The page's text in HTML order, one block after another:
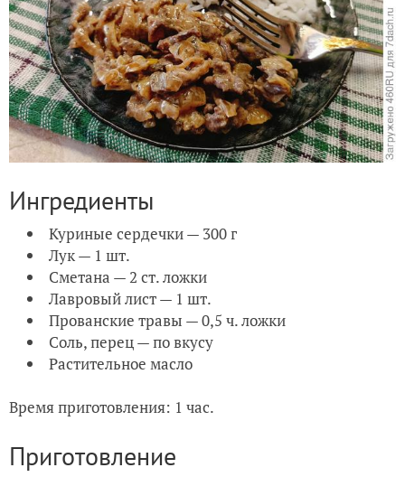
Ингредиенты
Куриные сердечки — 300 г
Лук — 1 шт.
Сметана — 2 ст. ложки
Лавровый лист — 1 шт.
Прованские травы — 0,5 ч. ложки
Соль, перец — по вкусу
Растительное масло
Время приготовления: 1 час.
Приготовление